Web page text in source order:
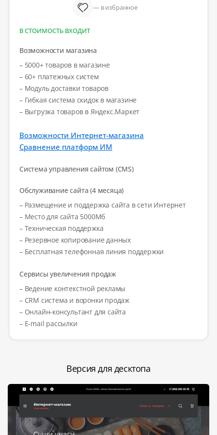
— в избранное
В СТОИМОСТЬ ВХОДИТ
Возможности магазина
– 5000+ товаров в магазине
– 60+ платежных систем
– Модуль доставки товаров
– Гибкая система скидок в магазине
– Выгрузка товаров в Яндекс.Маркет
Возможности Интернет-магазина
Сравнение платформ ИМ
Система управления сайтом (CMS)
Обслуживание сайта (4 месяца)
– Размещение и поддержка сайта в сети Интернет
– Место для сайта 5000Мб
– Техническая поддержка
– Резервное копирование данных
– Бесплатная телефонная линия поддержки
Сервисы увеличения продаж
– Ведение контекстной рекламы
– CRM система и воронки продаж
– Онлайн-консультант для сайта
– E-mail рассылки
Версия для десктопа